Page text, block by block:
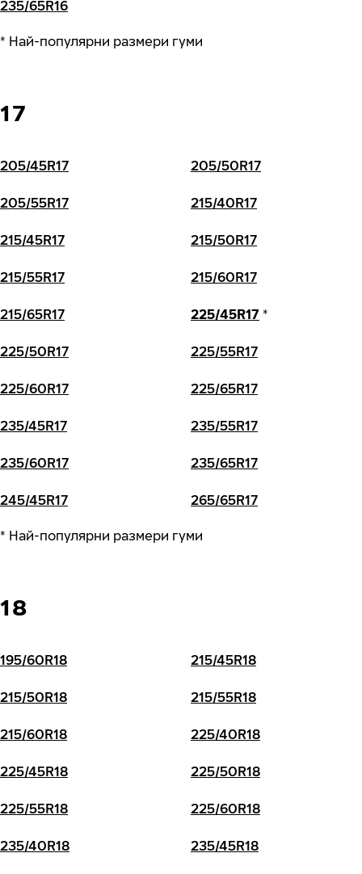
235/65R16
* Най-популярни размери гуми
17
205/45R17 205/50R17
205/55R17 215/40R17
215/45R17 215/50R17
215/55R17 215/60R17
215/65R17 225/45R17 *
225/50R17 225/55R17
225/60R17 225/65R17
235/45R17 235/55R17
235/60R17 235/65R17
245/45R17 265/65R17
* Най-популярни размери гуми
18
195/60R18 215/45R18
215/50R18 215/55R18
215/60R18 225/40R18
225/45R18 225/50R18
225/55R18 225/60R18
235/40R18 235/45R18